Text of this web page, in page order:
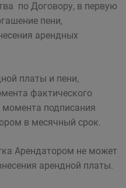
по Договору, в первую
пени,
арендных
платы и пени,
фактического
момента подписания
в месячный срок.
Арендатором не может
арендной платы.